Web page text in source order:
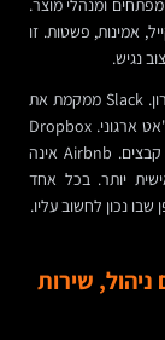
אמינות, פשטות. זו
נגיש.
גם Slack, Dropbox ו-Airbnb מדגימות היטב את העיקרון. Slack ממקמת את
עצמה סביב שיתוף פעולה וזרימת עבודה, לא רק סביב צ'אט ארגוני. Dropbox
אינה “רק ענן”, אלא מקום מסודר לעבודה משותפת על קבצים. Airbnb אינה
יותר. בכל אחד
נכון לחשוב עליו.
שירות